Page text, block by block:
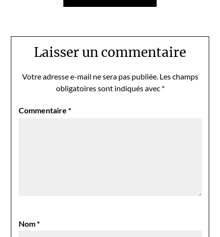
Laisser un commentaire
Votre adresse e-mail ne sera pas publiée. Les champs
obligatoires sont indiqués avec *
Commentaire*
Nom*